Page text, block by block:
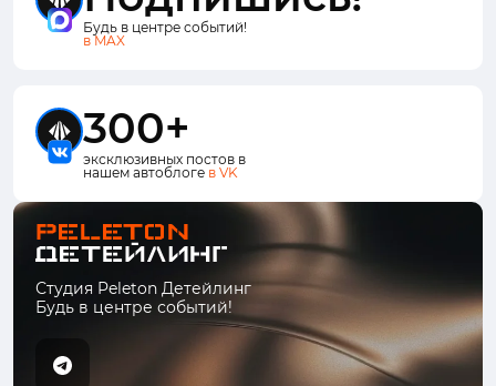
Будь в центре событий!
в MAX
300+
эксклюзивных постов в
нашем автоблоге в VK
Студия Peleton Детейлинг
Будь в центре событий!